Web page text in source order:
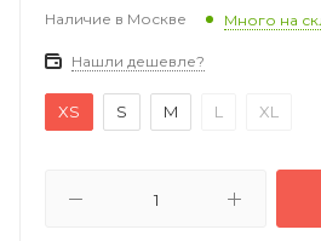
Наличие в Москве Много на
Нашли дешевле?
XS S M L XL